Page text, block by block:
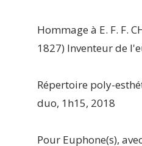
Hommage à E. F. F.
1827) Inventeur de
Répertoire poly-
duo, 1h15, 2018
Pour Euphone(s),